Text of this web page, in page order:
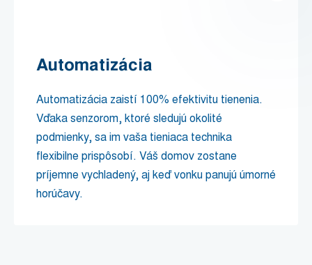
Automatizácia
Automatizácia zaistí 100% efektivitu tienenia.
Vďaka senzorom, ktoré sledujú okolité
podmienky, sa im vaša tieniaca technika
flexibilne prispôsobí. Váš domov zostane
príjemne vychladený, aj keď vonku panujú úmorné
horúčavy.